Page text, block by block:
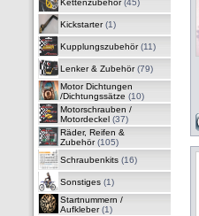
Kettenzubehör(45)
Kickstarter(1)
Kupplungszubehör(11)
Lenker & Zubehör(79)
Motor Dichtungen
/Dichtungssätze (10)
Motorschrauben /
Motordeckel (37)
Räder, Reifen &
Zubehör(105)
Schraubenkits (16)
Sonstiges (1)
Startnummern /
Aufkleber(1)